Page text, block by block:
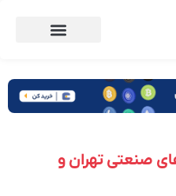
صنعتی تهران و